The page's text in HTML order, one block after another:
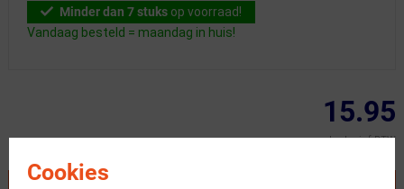
Cookies
Minder dan 7 stuks op voorraad!
Vandaag besteld = maandag in huis!
15.95
Inclusief BTW